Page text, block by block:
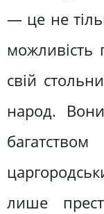
— це не
можливість
свій
народ.
лише